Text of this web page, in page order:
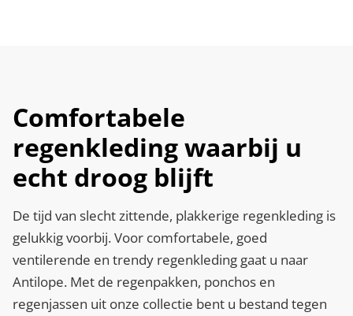
Comfortabele
regenkleding waarbij u
echt droog blijft
De tijd van slecht zittende, plakkerige regenkleding is
gelukkig voorbij. Voor comfortabele, goed
ventilerende en trendy regenkleding gaat u naar
Antilope. Met de regenpakken, ponchos en
regenjassen uit onze collectie bent u bestand tegen